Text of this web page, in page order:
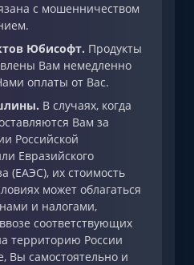
с мошенничеством
Юбисофт. Продукты
Вам немедленно
оплаты от Вас.
В случаях, когда
Вам за
Российской
Евразийского
(ЕАЭС), их стоимость
может облагаться
и налогами,
соответствующих
территорию России
Вы самостоятельно и